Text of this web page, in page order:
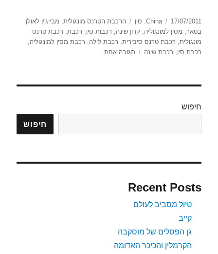
פורסם
בתאריך
17/07/2011 קטגוריות
China
, סין תגיות
הרכבת הטרנס מונגולית, מבייג'ין לאולן
בטאר, מסין למונגוליה, קרון שינה, רכבות סין, רכבת, רכבת טרנס
מונגולית, רכבת טרנס סיבירית, רכבת לילה, רכבת מסין למונגוליה,
רכבת סין, רכבת שינה תגובה אחתעל
חיפוש
חיפוש
Recent Posts
טיול מסביב לעולם
קייב
גן הפסלים של מוסקבה
הקרמלין והכיכר האדומה